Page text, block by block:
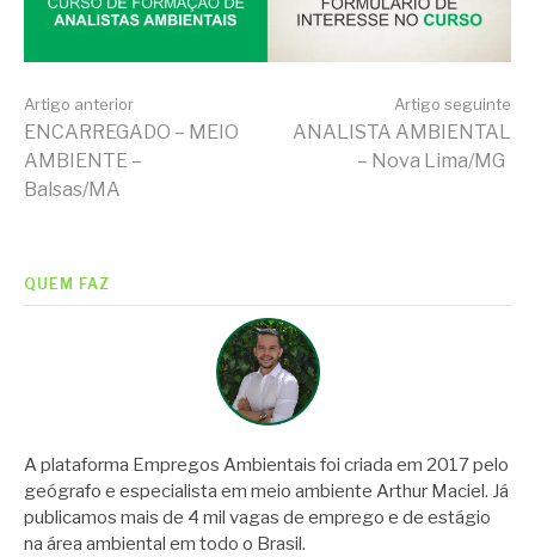
Continue
lendo
Artigo anterior
ENCARREGADO – MEIO
AMBIENTE –
Balsas/MA
Artigo seguinte
ANALISTA AMBIENTAL
– Nova Lima/MG
QUEM FAZ
A plataforma Empregos Ambientais foi criada em 2017 pelo
geógrafo e especialista em meio ambiente Arthur Maciel. Já
publicamos mais de 4 mil vagas de emprego e de estágio
na área ambiental em todo o Brasil.